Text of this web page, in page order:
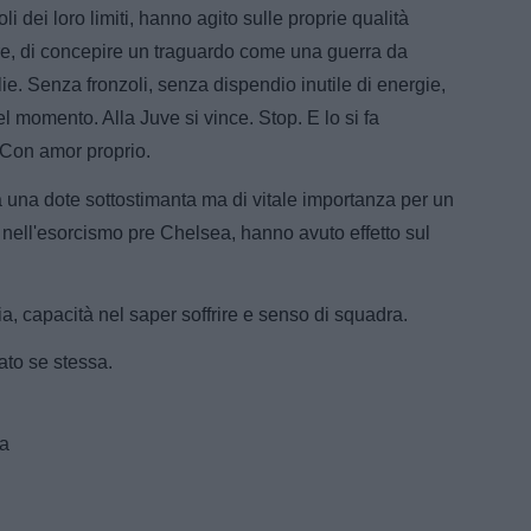
dei loro limiti, hanno agito sulle proprie qualità
di concepire un traguardo come una guerra da
Senza fronzoli, senza dispendio inutile di energie,
momento. Alla Juve si vince. Stop. E lo si fa
amor proprio.
dote sottostimanta ma di vitale importanza per un
pre Chelsea, hanno avuto effetto sul
capacità nel saper soffrire e senso di squadra.
se stessa.